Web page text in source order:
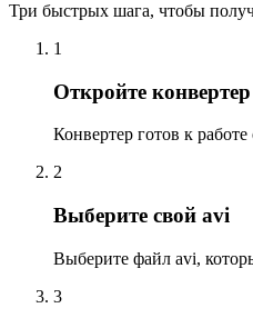
Три быстрых шага, чтобы
1
Откройте конвертер
Конвертер готов к
2
Выберите свой avi
Выберите файл avi,
3